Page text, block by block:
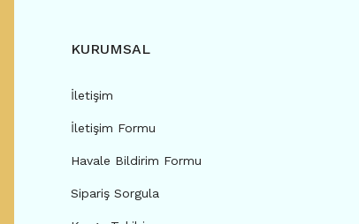
KURUMSAL
İletişim
İletişim Formu
Havale Bildirim Formu
Sipariş Sorgula